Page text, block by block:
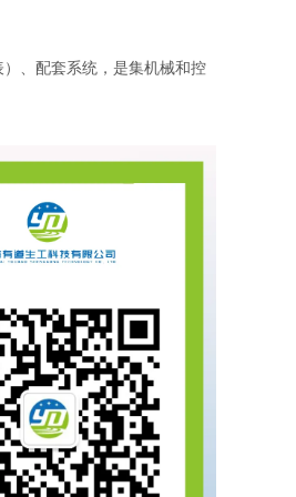
、配套系统，是集机械和控